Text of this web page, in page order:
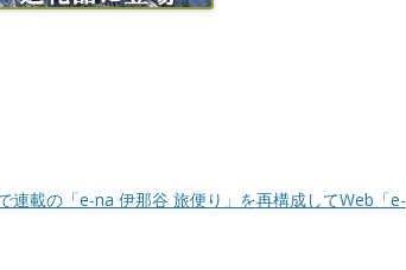
載の「e-na 伊那谷 旅便り」を再構成してWeb「e-